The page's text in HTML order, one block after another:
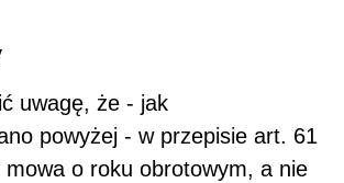
uwagę, że - jak
powyżej - w przepisie art. 61
o roku obrotowym, a nie